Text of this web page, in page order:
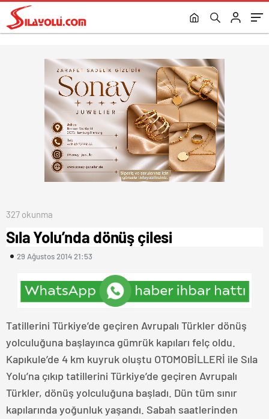
327 okunma
Sıla Yolu’nda dönüş çilesi
29 Ağustos 2014 21:53
Tatillerini Türkiye’de geçiren Avrupalı Türkler dönüş
yolculuğuna başlayınca gümrük kapıları felç oldu.
Kapıkule’de 4 km kuyruk oluştu OTOMOBİLLERİ ile Sıla
Yolu’na çıkıp tatillerini Türkiye’de geçiren Avrupalı
Türkler, dönüş yolculuğuna başladı. Dün tüm sınır
kapılarında yoğunluk yaşandı. Sabah saatlerinden